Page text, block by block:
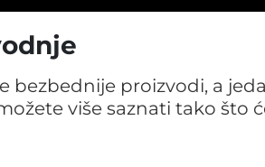
bezbednije proizvodi, a
više saznati tako što